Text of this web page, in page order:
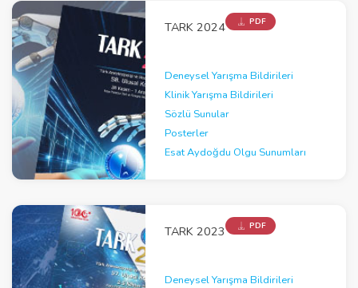
TARK 2024 PDF
Deneysel Yarışma Bildirileri
Klinik Yarışma Bildirileri
Sözlü Sunular
Posterler
Esat Aydoğdu Olgu Sunumları
TARK 2023 PDF
Deneysel Yarışma Bildirileri